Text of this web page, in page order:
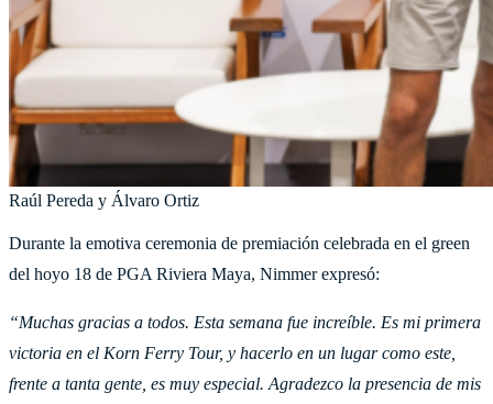
Raúl Pereda y Álvaro Ortiz
Durante la emotiva ceremonia de premiación celebrada en el green
del hoyo 18 de PGA Riviera Maya, Nimmer expresó:
“Muchas gracias a todos. Esta semana fue increíble. Es mi primera
victoria en el Korn Ferry Tour, y hacerlo en un lugar como este,
frente a tanta gente, es muy especial. Agradezco la presencia de mis